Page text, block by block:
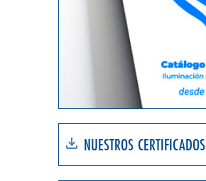
NUESTROS CERTIFICADOS